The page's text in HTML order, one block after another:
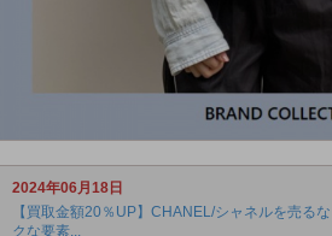
2024年06月18日
【買取金額20％UP】CHANEL/シャネルを売る
クな要素...